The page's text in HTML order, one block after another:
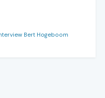
Bert Hogeboom